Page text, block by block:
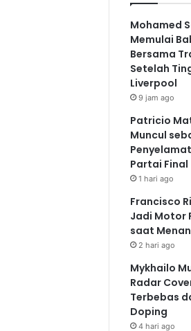
Mohamed
Memulai
Bersama
Setelah
Liverpool
9 jam ago
Patricio
Muncul
Partai Final
1 hari ago
Francisco
Jadi Motor
saat
2 hari ago
Mykhailo
Radar
Terbebas
Doping
4 hari ago